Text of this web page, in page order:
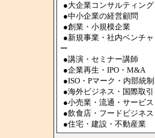
●大企業コンサルティング
●中小企業の経営顧問
●創業・小規模企業
●新規事業・社内ベンチャ
ー
●講演・セミナー講師
●企業再生・IPO・M&A
●ISO・Pマーク・内部統制
●海外ビジネス・国際取引
●小売業・流通・サービス
●飲食店・フードビジネス
●住宅・建設・不動産業